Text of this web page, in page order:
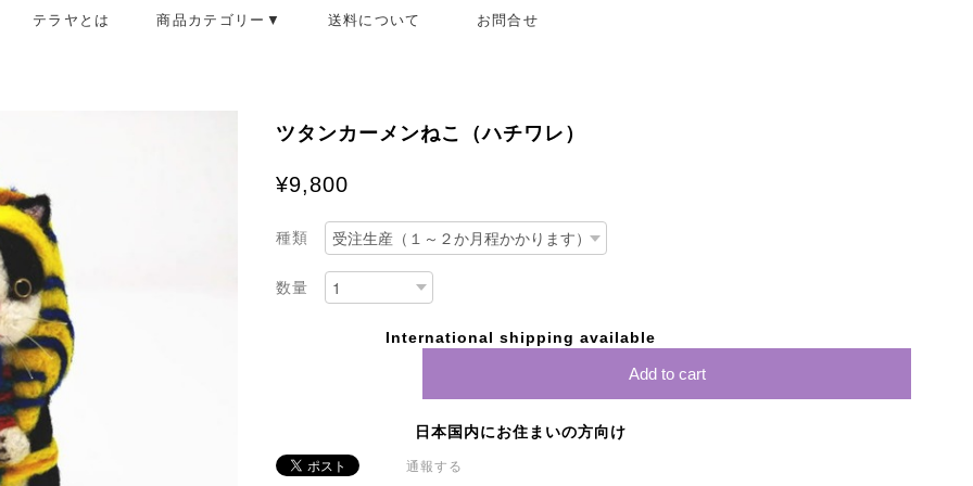
テラヤとは 商品カテゴリー▼ 送料について お問合せ
ツタンカーメンねこ（ハチワレ）
¥9,800
種類
数量
International shipping available
Add to cart
日本国内にお住まいの方向け
通報する